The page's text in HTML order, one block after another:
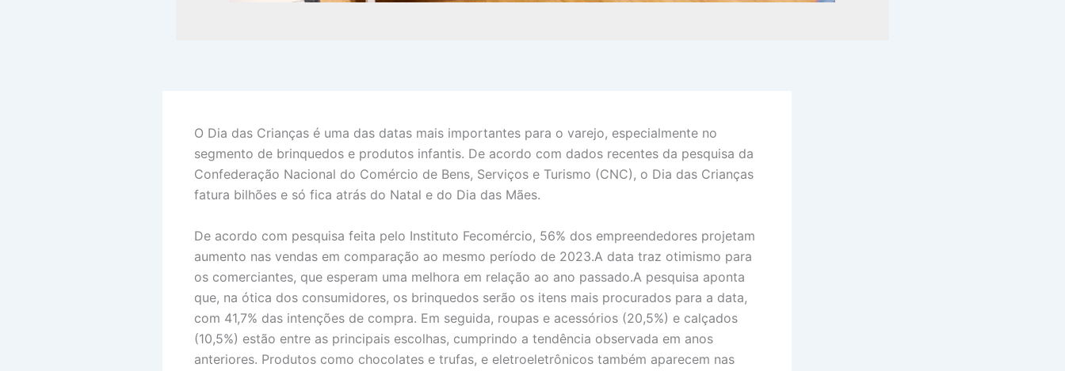
O Dia das Crianças é uma das datas mais importantes para o varejo, especialmente no
segmento de brinquedos e produtos infantis. De acordo com dados recentes da pesquisa da
Confederação Nacional do Comércio de Bens, Serviços e Turismo (CNC), o Dia das Crianças
fatura bilhões e só fica atrás do Natal e do Dia das Mães.
De acordo com pesquisa feita pelo Instituto Fecomércio, 56% dos empreendedores projetam
aumento nas vendas em comparação ao mesmo período de 2023.A data traz otimismo para
os comerciantes, que esperam uma melhora em relação ao ano passado.A pesquisa aponta
que, na ótica dos consumidores, os brinquedos serão os itens mais procurados para a data,
com 41,7% das intenções de compra. Em seguida, roupas e acessórios (20,5%) e calçados
(10,5%) estão entre as principais escolhas, cumprindo a tendência observada em anos
anteriores. Produtos como chocolates e trufas, e eletroeletrônicos também aparecem nas